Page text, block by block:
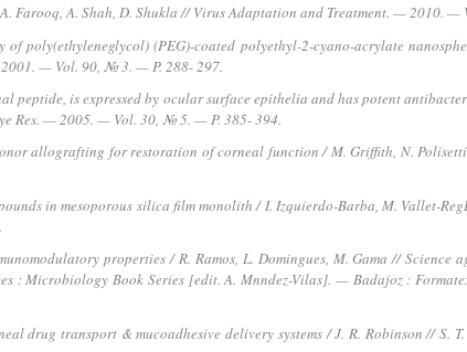
Farooq, A. Shah, D. Shukla // Virus Adaptation and Treatment. — 2010. —
poly(ethyleneglycol) (PEG)-coated polyethyl-2-cyano-acrylate
— Vol. 90, № 3. — P. 288- 297.
peptide, is expressed by ocular surface epithelia and has potent
Res. — 2005. — Vol. 30, № 5. — P. 385- 394.
allografting for restoration of corneal function / M. Griffith, N.
in mesoporous silica film monolith / I. Izquierdo-Barba, M. Vallet-
properties / R. Ramos, L. Domingues, M. Gama // Science
: Microbiology Book Series [edit. A. Mnndez-Vilas]. — Badajoz :
drug transport & mucoadhesive delivery systems / J. R. Robinson // S.